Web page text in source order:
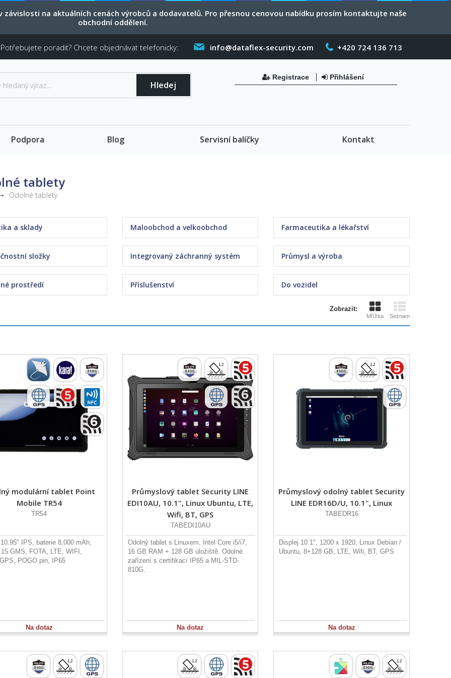
na aktuálních cenách výrobců a dodavatelů. Pro přesnou cenovou nabídku prosím kontaktujte naše
obchodní oddělení.
Potřebujete poradit? Chcete objednávat telefonicky: +420 724 136 713
info@dataflex-security.com
Hledej
Registrace Přihlášení
Podpora Blog Servisní balíčky Kontakt
tablety
Odolné tablety
a sklady Maloobchod a velkoobchod Farmaceutika a lékařství
složky Integrovaný záchranný systém Průmysl a výroba
prostředí Příslušenství Do vozidel
Zobrazit:
Mřížka Seznam
modulární tablet Point
Mobile TR54
TR54
IPS, baterie 8,000 mAh,
GMS, FOTA, LTE, WIFI,
POGO pin, IP65
Na dotaz
Průmyslový tablet Security LINE
EDI10AU, 10.1", Linux Ubuntu, LTE,
Wifi, BT, GPS
TABEDI10AU
Odolný tablet s Linuxem, Intel Core i5/i7,
16 GB RAM + 128 GB úložiště. Odolné
zařízení s certifikací IP65 a MIL-STD-
810G.
Na dotaz
Průmyslový odolný tablet Security
LINE EDR16D/U, 10.1", Linux
TABEDR16
Displej 10.1", 1200 x 1920, Linux Debian /
Ubuntu, 8+128 GB, LTE, Wifi, BT, GPS
Na dotaz